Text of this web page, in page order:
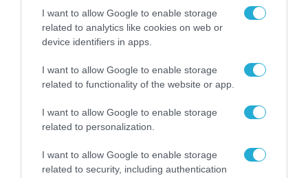
I want to allow Google to enable storage
related to analytics like cookies on web or
device identifiers in apps.
I want to allow Google to enable storage
related to functionality of the website or app.
I want to allow Google to enable storage
related to personalization.
I want to allow Google to enable storage
related to security, including authentication
Το χρηματοδοτούμενο
από την ΕΕ έργο “The
Gaming Police”
ενισχύει την ασφάλεια
διαδίκτυο
ΑΑΔΕ: Διευκρινίσεις
παραβάσεις που
αφορούν τους ΦΗΜ
31.07.2026
Σ. Καλαφάτης: «Η